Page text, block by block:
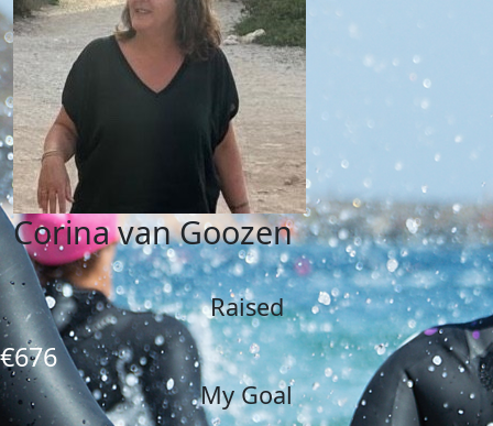
Corina van Goozen
Raised
€676
My Goal